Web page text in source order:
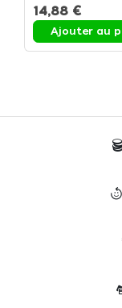
14,88 €
Ajouter au